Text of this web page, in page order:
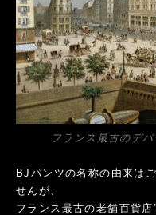
フランス最古のデ
BJパンツの名称の由来は
せんが、
フランス最古の老舗百貨